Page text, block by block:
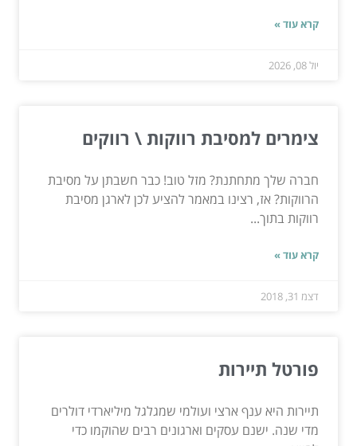
קרא עוד »
יול 08, 2026
צימרים למסיבת רווקות \ רווקים
חברה שלך מתחתנת? מזל טוב! כבר חשבתן על מסיבת
הרווקות? אז, רצינו במאמר להציע לכן לארגן מסיבת
רווקות בתוך...
קרא עוד »
דצמ 31, 2018
פורטל תיירות
תיירות היא ענף ארצי ועולמי שמגלגל מיליארדי דולרים
מדי שנה. ישנם עסקים וארגונים רבים שהוקמו כדי